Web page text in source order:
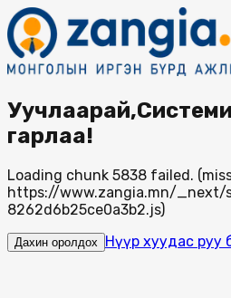
гарлаа!
Loading chunk 5838 failed.
https://www.zangia.mn/
8262d6b25ce0a3b2.js)
Дахин оролдох Нүүр хуудас руу